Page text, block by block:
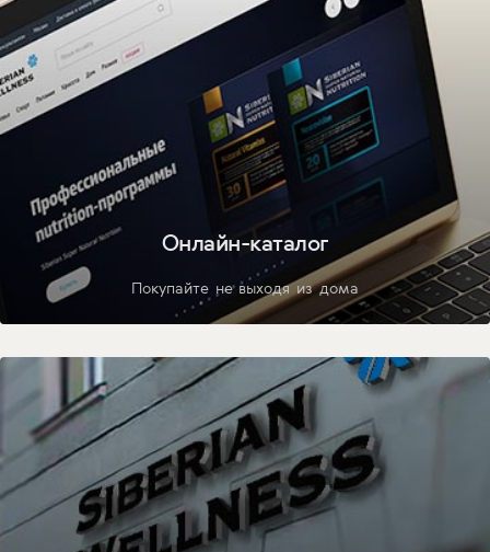
Онлайн-каталог
Покупайте не выходя из дома